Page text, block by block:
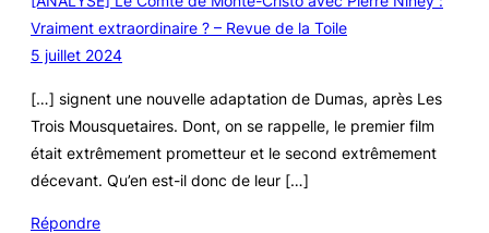
Vraiment extraordinaire ? – Revue de la Toile
5 juillet 2024
[…] signent une nouvelle adaptation de Dumas, après Les
Trois Mousquetaires. Dont, on se rappelle, le premier film
était extrêmement prometteur et le second extrêmement
décevant. Qu’en est-il donc de leur […]
Répondre